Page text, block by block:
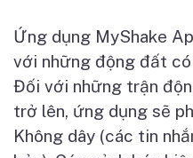
Ứng dụng MyShake
với những động đất
Đối với những trận độ
trở lên, ứng dụng sẽ
Không dây (các tin nhắ